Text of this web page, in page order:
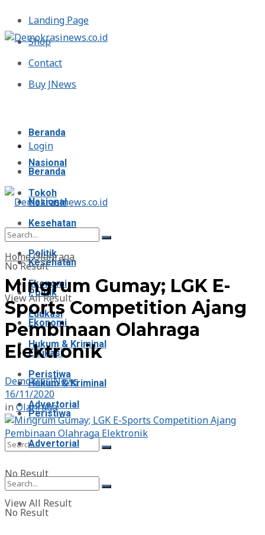
Landing Page
Shop
Contact
Buy JNews
Login
Beranda
Nasional
Tokoh
Kesehatan
Politik
Ekonomi
Edukasi
Hukum & Kriminal
Peristiwa
Advertorial
No Result
View All Result
Beranda
Nasional
Tokoh
Kesehatan
Politik
Ekonomi
Edukasi
Hukum & Kriminal
Peristiwa
Advertorial
No Result
No Result
View All Result
HomeOlahraga
Mingrum Gumay; LGK E-
Sports Competition Ajang
Pembinaan Olahraga
Elektronik
DemokrasiNews
16/11/2020
in Olahraga